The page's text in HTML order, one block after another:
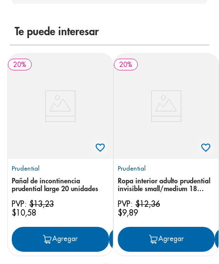
Te puede interesar
20%
Prudential
Pañal de incontinencia
prudential large 20 unidades
PVP: $13,23
$10,58
Agregar Agregar
20%
Prudential
Ropa interior adulto prudential
invisible small/medium 18
PVP:$12,36
$9,89
Agregar